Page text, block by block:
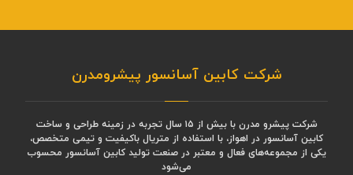
شرکت کابین آسانسور پیشرومدرن
شرکت پیشرو مدرن با بیش از ۱۵ سال تجربه در زمینه طراحی و ساخت
کابین آسانسور در اهواز، با استفاده از متریال باکیفیت و تیمی متخصص،
یکی از مجموعه‌های فعال و معتبر در صنعت تولید کابین آسانسور محسوب
می‌شود